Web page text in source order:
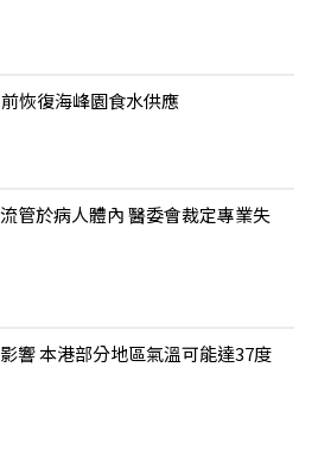
恢復海峰園食水供應
管於病人體內 醫委會裁定專業失
響 本港部分地區氣溫可能達37度